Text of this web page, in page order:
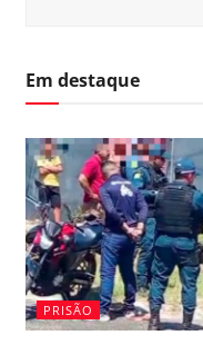
Em destaque
PRISÃO